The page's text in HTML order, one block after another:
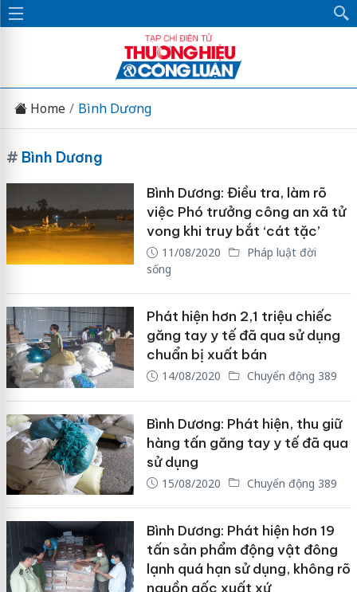
Home Bình Dương
# Bình Dương
Bình Dương: Điều tra, làm rõ
việc Phó trưởng công an xã tử
vong khi truy bắt ‘cát tặc’
11/08/2020
Pháp luật đời
sống
Phát hiện hơn 2,1 triệu chiếc
găng tay y tế đã qua sử dụng
chuẩn bị xuất bán
14/08/2020 Chuyển động 389
Bình Dương: Phát hiện, thu giữ
hàng tấn găng tay y tế đã qua
sử dụng
15/08/2020 Chuyển động 389
Bình Dương: Phát hiện hơn 19
tấn sản phẩm động vật đông
lạnh quá hạn sử dụng, không rõ
nguồn gốc xuất xứ